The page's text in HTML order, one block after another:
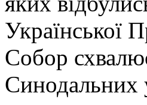
Української
Собор
Синодальних